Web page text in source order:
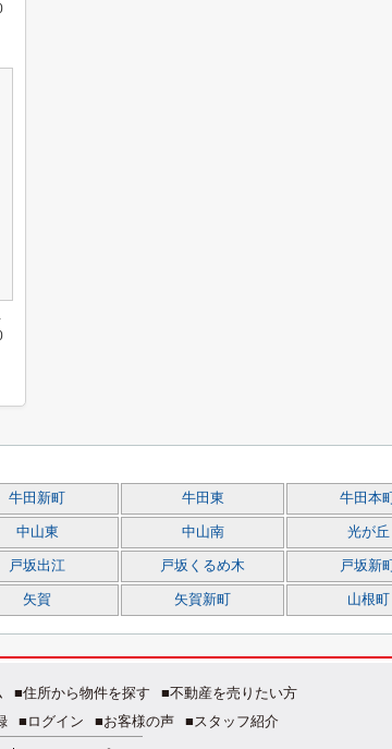
館
牛田新町 牛田東 牛田本町
中山東 中山南 光が丘
戸坂出江 戸坂くるめ木 戸坂新町
矢賀 矢賀新町 山根町
■住所から物件を探す
■不動産を売りたい方
■ログイン ■お客様の声 ■スタッフ紹介